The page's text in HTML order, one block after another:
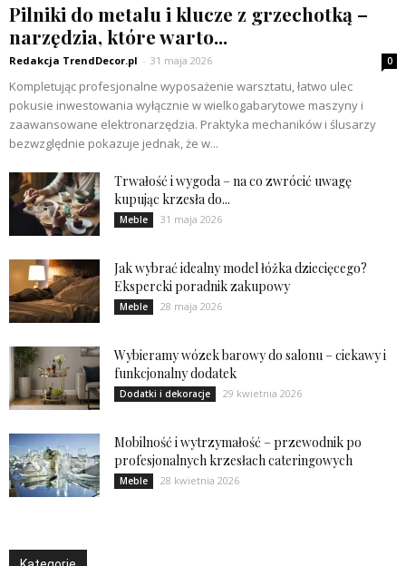
Pilniki do metalu i klucze z grzechotką –
narzędzia, które warto...
Redakcja TrendDecor.pl - 31 maja 2026 0
Kompletując profesjonalne wyposażenie warsztatu, łatwo ulec
pokusie inwestowania wyłącznie w wielkogabarytowe maszyny i
zaawansowane elektronarzędzia. Praktyka mechaników i ślusarzy
bezwzględnie pokazuje jednak, że w...
Trwałość i wygoda – na co zwrócić uwagę
kupując krzesła do...
Meble 31 maja 2026
Jak wybrać idealny model łóżka dziecięcego?
Ekspercki poradnik zakupowy
Meble 28 maja 2026
Wybieramy wózek barowy do salonu – ciekawy i
funkcjonalny dodatek
Dodatki i dekoracje 29 kwietnia 2026
Mobilność i wytrzymałość – przewodnik po
profesjonalnych krzesłach cateringowych
Meble 28 kwietnia 2026